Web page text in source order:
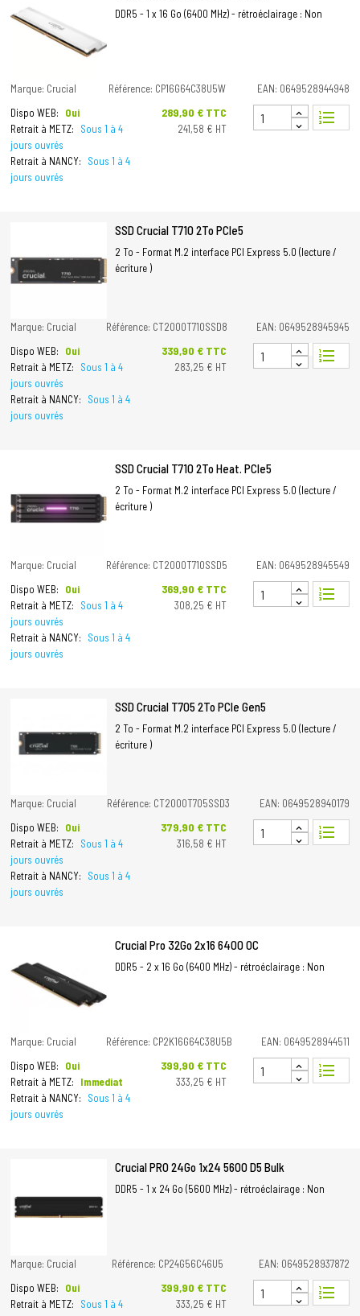
DDR5 - 1 x 16 Go (6400 MHz) - rétroéclairage : Non
Marque: Crucial Référence: CP16G64C38U5W
EAN: 0649528944948
Dispo WEB:
Oui
Retrait à METZ:
Sous 1 à 4
jours ouvrés
Retrait à NANCY:
Sous 1 à 4
jours ouvrés
Prix
289,90 € TTC
241,58 € HT
format_list_numbered
SSD Crucial T710 2To PCIe5
2 To - Format M.2 interface PCI Express 5.0 (lecture /
écriture )
Marque: Crucial Référence: CT2000T710SSD8
EAN: 0649528945945
Dispo WEB:
Oui
Retrait à METZ:
Sous 1 à 4
jours ouvrés
Retrait à NANCY:
Sous 1 à 4
jours ouvrés
Prix
339,90 € TTC
283,25 € HT
format_list_numbered
SSD Crucial T710 2To Heat. PCIe5
2 To - Format M.2 interface PCI Express 5.0 (lecture /
écriture )
Marque: Crucial Référence: CT2000T710SSD5
EAN: 0649528945549
Dispo WEB:
Oui
Retrait à METZ:
Sous 1 à 4
jours ouvrés
Retrait à NANCY:
Sous 1 à 4
jours ouvrés
Prix
369,90 € TTC
308,25 € HT
format_list_numbered
SSD Crucial T705 2To PCIe Gen5
2 To - Format M.2 interface PCI Express 5.0 (lecture /
écriture )
Marque: Crucial Référence: CT2000T705SSD3
EAN: 0649528940179
Dispo WEB:
Oui
Retrait à METZ:
Sous 1 à 4
jours ouvrés
Retrait à NANCY:
Sous 1 à 4
jours ouvrés
Prix
379,90 € TTC
316,58 € HT
format_list_numbered
Crucial Pro 32Go 2x16 6400 OC
DDR5 - 2 x 16 Go (6400 MHz) - rétroéclairage : Non
Marque: Crucial Référence: CP2K16G64C38U5B
EAN: 0649528944511
Dispo WEB:
Oui
Retrait à METZ:
Immediat
Retrait à NANCY:
Sous 1 à 4
jours ouvrés
Prix
399,90 € TTC
333,25 € HT
format_list_numbered
Crucial PRO 24Go 1x24 5600 D5 Bulk
DDR5 - 1 x 24 Go (5600 MHz) - rétroéclairage : Non
Marque: Crucial Référence: CP24G56C46U5
EAN: 0649528937872
Dispo WEB:
Oui
Retrait à METZ:
Sous 1 à 4
Prix
399,90 € TTC
333,25 € HT
format_list_numbered